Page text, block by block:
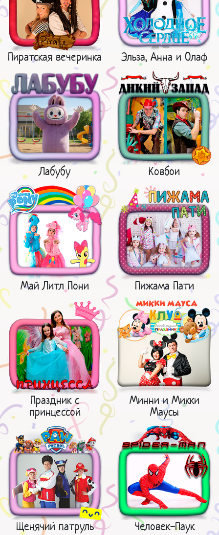
Пиратская вечеринка Эльза, Анна и Олаф
Лабубу Ковбои
Май Литл Пони Пижама Пати
Праздник с
принцессой
Минни и Микки
Маусы
Щенячий патруль Человек-Паук